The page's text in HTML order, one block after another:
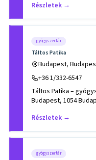
Részletek →
gyógyszertár
Táltos Patika
Budapest,
+36 1/332-6547
Táltos Patika –
Budapest, 1054
Részletek →
gyógyszertár